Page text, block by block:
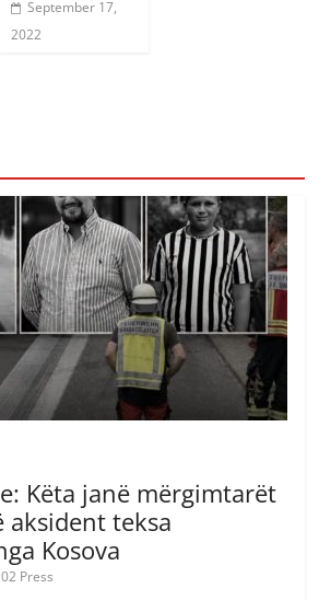
September 17,
2022
Këta janë mërgimtarët
aksident teksa
Kosova
02 Press